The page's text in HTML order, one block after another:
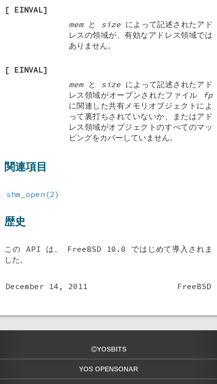
[ EINVAL]
memと sizeによって記述されたアド
レスの領域が、有効なアドレス領域では
ありません。
[ EINVAL]
memと sizeによって記述されたアド
レス領域がオープンされたファイル
fp
に関連した共有メモリオブジェクトによ
って裏打ちされていないか、またはアド
レス領域がオブジェクトのすべてのマッ
ピングをカバーしていません。
関連項目
shm_open(2)
歴史
この API は、 FreeBSD 10.0
ではじめて導入されま
した。
December 14, 2011 FreeBSD
YOSBITS
YOS OPENSONAR